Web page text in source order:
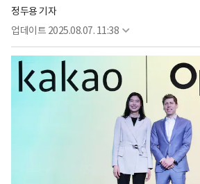
정두용 기자
업데이트 2025.08.07. 11:38